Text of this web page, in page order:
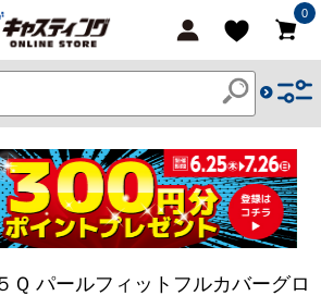
0
Ｑ パールフィットフルカバーグロ